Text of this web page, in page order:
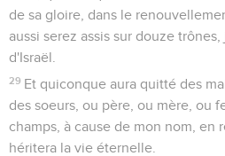
de sa gloire, dans le
aussi serez assis sur douze
d'Israël.
29 Et quiconque aura quitté des
des soeurs, ou père, ou mère, ou
champs, à cause de mon nom, en
héritera la vie éternelle.